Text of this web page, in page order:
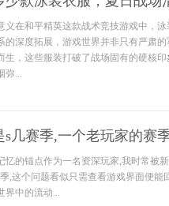
义在和平精英这款战术竞技游戏中，
的深度拓展，游戏世界并非只有严肃
生，这些服装打破了战场固有的硬核
弥...
s几赛季,一个老玩家的赛
忆的锚点作为一名资深玩家,我时常被
,这个问题看似只需查看游戏界面便能
界中的流动...